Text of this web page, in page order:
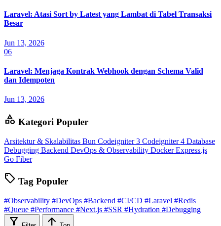
Laravel: Atasi Sort by Latest yang Lambat di Tabel Transaksi
Besar
Jun 13, 2026
06
Laravel: Menjaga Kontrak Webhook dengan Schema Valid
dan Idempoten
Jun 13, 2026
category Kategori Populer
Arsitektur & Skalabilitas Bun Codeigniter 3 Codeigniter 4 Database
Debugging Backend DevOps & Observability DockerExpress.js
Go Fiber
sell Tag Populer
#Observability #DevOps #Backend #CI/CD #Laravel #Redis
#Queue #Performance #Next.js #SSR #Hydration #Debugging
filter_alt arrow_upward